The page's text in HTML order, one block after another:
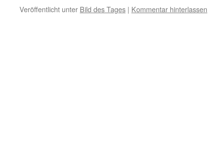
Veröffentlicht unter Bild des Tages | Kommentar hinterlassen